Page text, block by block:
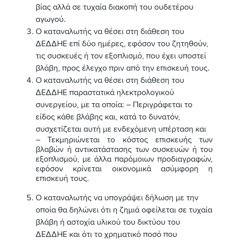
βίας αλλά σε τυχαία διακοπή του ουδετέρου
αγωγού.
Ο καταναλωτής να θέσει στη διάθεση του
ΔΕΔΔΗΕ επί δύο ημέρες, εφόσον του ζητηθούν,
τις συσκευές ή τον εξοπλισμό, που έχει υποστεί
βλάβη, προς έλεγχο πριν από την επισκευή τους.
Ο καταναλωτής να θέσει στη διάθεση του
ΔΕΔΔΗΕ παραστατικά ηλεκτρολογικού
συνεργείου, με τα οποία: – Περιγράφεται το
είδος κάθε βλάβης και, κατά το δυνατόν,
συσχετίζεται αυτή με ενδεχόμενη υπέρταση και
– Τεκμηριώνεται το κόστος επισκευής των
βλαβών ή αντικατάστασης των συσκευών ή του
εξοπλισμού, με άλλα παρόμοιων προδιαγραφών,
εφόσον κρίνεται οικονομικά ασύμφορη η
επισκευή τους.
Ο καταναλωτής να υπογράψει δήλωση με την
οποία θα δηλώνει ότι η ζημιά οφείλεται σε τυχαία
βλάβη ή αστοχία υλικού του δικτύου του
ΔΕΔΔΗΕ και ότι το χρηματικό ποσό που